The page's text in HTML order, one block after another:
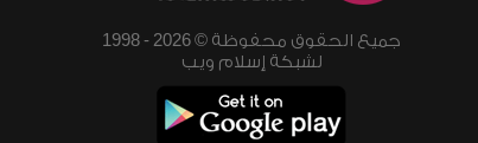
جميع الحقوق محفوظة © 2026 - 1998
لشبكة إسلام ويب